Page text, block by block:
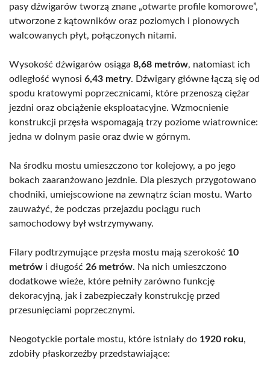
pasy dźwigarów tworzą znane „otwarte profile komorowe”,
utworzone z kątowników oraz poziomych i pionowych
walcowanych płyt, połączonych nitami.
Wysokość dźwigarów osiąga 8,68 metrów, natomiast ich
odległość wynosi 6,43 metry. Dźwigary główne łączą się od
spodu kratowymi poprzecznicami, które przenoszą ciężar
jezdni oraz obciążenie eksploatacyjne. Wzmocnienie
konstrukcji przęsła wspomagają trzy poziome wiatrownice:
jedna w dolnym pasie oraz dwie w górnym.
Na środku mostu umieszczono tor kolejowy, a po jego
bokach zaaranżowano jezdnie. Dla pieszych przygotowano
chodniki, umiejscowione na zewnątrz ścian mostu. Warto
zauważyć, że podczas przejazdu pociągu ruch
samochodowy był wstrzymywany.
Filary podtrzymujące przęsła mostu mają szerokość 10
metrów i długość 26 metrów. Na nich umieszczono
dodatkowe wieże, które pełniły zarówno funkcję
dekoracyjną, jak i zabezpieczały konstrukcję przed
przesunięciami poprzecznymi.
Neogotyckie portale mostu, które istniały do 1920 roku,
zdobiły płaskorzeźby przedstawiające: